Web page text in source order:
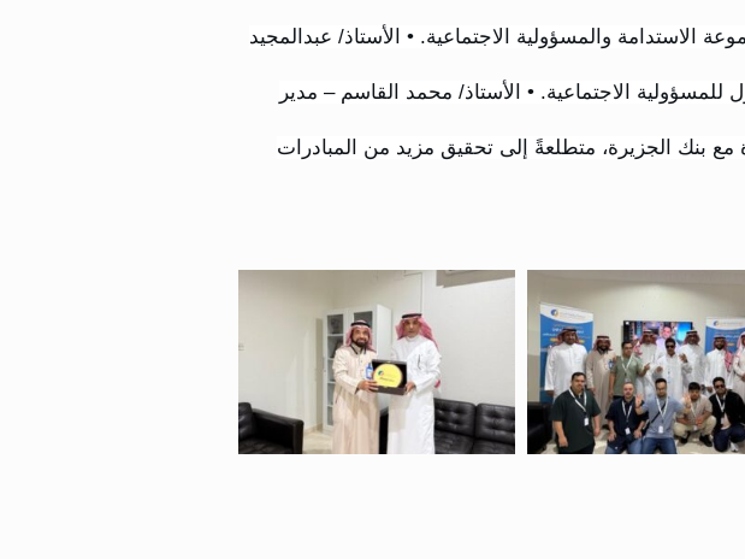
والمسؤولية الاجتماعية. • الأستاذ/ عبدالمجيد
الاجتماعية. • الأستاذ/ محمد القاسم – مدير
مع بنك الجزيرة، متطلعةً إلى تحقيق مزيد من المبادرات